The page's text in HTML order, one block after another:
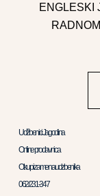
ENGLESKI
Udžbenici Jagodina
Online prodavnica
Otkup i zamena udzbenika
062/231-347